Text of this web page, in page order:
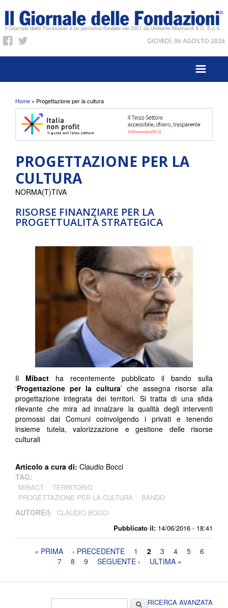
GIOVEDÌ, 06 AGOSTO 2026
Tu sei qui
Home » Progettazione per la cultura
PROGETTAZIONE PER LA
CULTURA
RISORSE FINANZIARE PER LA
PROGETTUALITÀ STRATEGICA
Pubblicato il: 14/06/2016 - 18:41
NORMA(T)TIVA
Il Mibact ha recentemente pubblicato il bando sulla
‘Progettazione per la cultura’ che assegna risorse alla
progettazione integrata dei territori. Si tratta di una sfida
rilevante che mira ad innalzare la qualità degli interventi
promossi dai Comuni coinvolgendo i privati e tenendo
insieme tutela, valorizzazione e gestione delle risorse
culturali
Articolo a cura di: Claudio Bocci
TAG:
MIBACT
TERRITORIO
PROGETTAZIONE PER LA CULTURA
BANDO
AUTORE/I: CLAUDIO BOCCI
Pagine« PRIMA ‹ PRECEDENTE 1 2 3 4 5
6
7
8 9 SEGUENTE › ULTIMA »
CercaRICERCA AVANZATA